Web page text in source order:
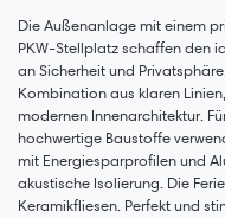
Die Außenanlage mit einem
PKW-Stellplatz schaffen den
an Sicherheit und
Kombination aus klaren
modernen Innenarchitektur.
hochwertige Baustoffe
mit Energiesparprofilen und
akustische Isolierung. Die
Keramikfliesen. Perfekt und